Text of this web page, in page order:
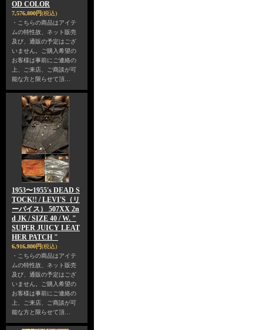
OD COLOR
7,576,800円(税込)
・こちらの商品はアイテ
ムの特性故、ネット販売
及び、通販の予定はござ
いません。ご購入希望の
お客様は事前にご連絡の
上、ご来店、ご商談が可
能な方と限らせて頂…
1953〜1955's DEAD S
TOCK!! / LEVI'S（リ
ーバイス） 507XX 2n
d JK / SIZE 40 / W. "
SUPER JUICY LEAT
HER PATCH "
6,916,800円(税込)
・こちらの商品はアイテ
ムの特性故、ネット販売
及び、通販の予定はござ
いません。ご購入希望の
お客様は事前にご連絡の
上、ご来店、ご商談が可
能な方と限らせて頂…